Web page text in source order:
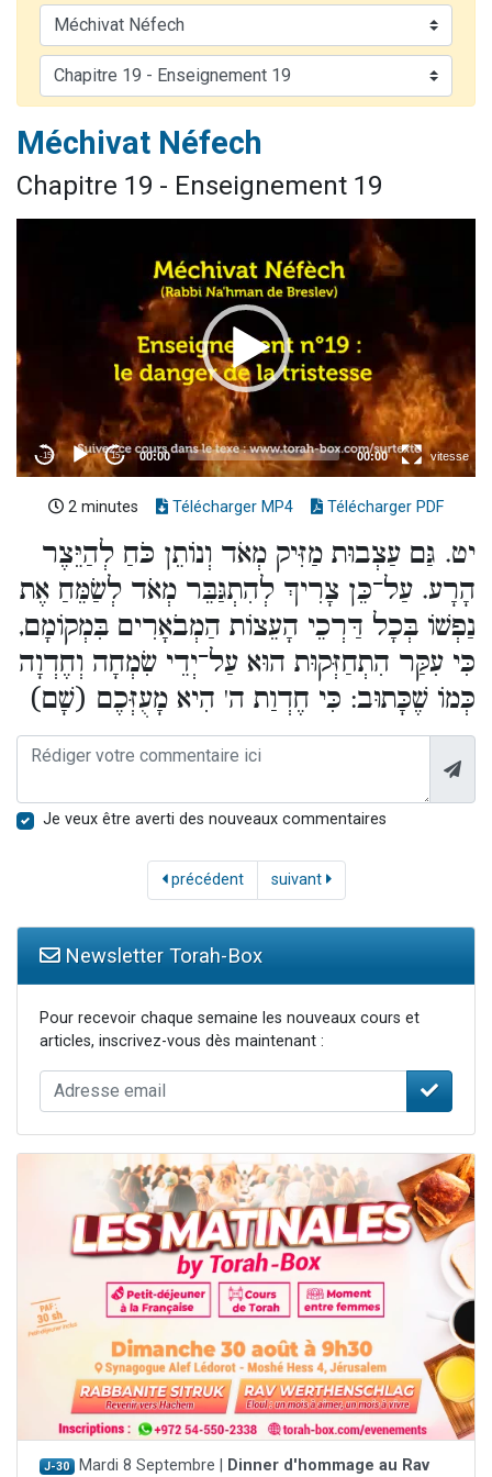
2 personnes viennent de nous rejoindre sur WhatsApp
13 personnes viennent de demander une bénédiction
Il reste 49 places pour étudier en groupe sur Zoom
Méchivat Néfech
Chapitre 19 - Enseignement 19
2 minutes Télécharger MP4 Télécharger PDF
יט. גַּם עַצְבוּת מַזִּיק מְאֹד וְנוֹתֵן כֹּחַ לְהַיֵּצֶר
הָרָע. עַל־כֵּן צָרִיךְ לְהִתְגַּבֵּר מְאֹד לְשַׂמֵּחַ אֶת
נַפְשׁוֹ בְּכָל דַּרְכֵי הָעֵצוֹת הַמְבֹאָרִים בִּמְקוֹמָם,
כִּי עִקַּר הִתְחַזְּקוּת הוּא עַל־יְדֵי שִׂמְחָה וְחֶדְוָה
כְּמוֹ שֶׁכָּתוּב: כִּי חֶדְוַת ה' הִיא מָעֻזְּכֶם (שָׁם)
Je veux être averti des nouveaux commentaires
précédent suivant
Newsletter Torah-Box
Pour recevoir chaque semaine les nouveaux cours et
articles, inscrivez-vous dès maintenant :
J-30 Mardi 8 Septembre | Dinner d'hommage au Rav